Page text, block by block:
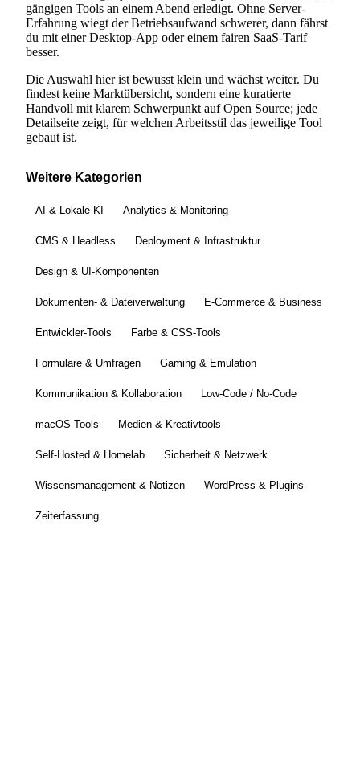
gängigen Tools an einem Abend erledigt. Ohne Server-
Erfahrung wiegt der Betriebsaufwand schwerer, dann fährst
du mit einer Desktop-App oder einem fairen SaaS-Tarif
besser.
Die Auswahl hier ist bewusst klein und wächst weiter. Du
findest keine Marktübersicht, sondern eine kuratierte
Handvoll mit klarem Schwerpunkt auf Open Source; jede
Detailseite zeigt, für welchen Arbeitsstil das jeweilige Tool
gebaut ist.
Weitere Kategorien
AI & Lokale KI Analytics & Monitoring
CMS & Headless Deployment & Infrastruktur
Design & UI-Komponenten
Dokumenten- & Dateiverwaltung E-Commerce & Business
Entwickler-Tools Farbe & CSS-Tools
Formulare & Umfragen Gaming & Emulation
Kommunikation & Kollaboration Low-Code / No-Code
macOS-Tools Medien & Kreativtools
Self-Hosted & Homelab Sicherheit & Netzwerk
Wissensmanagement & Notizen WordPress & Plugins
Zeiterfassung